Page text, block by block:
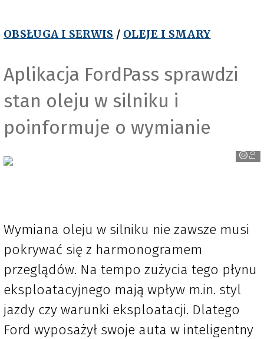
OBSŁUGA I SERWIS / OLEJE I SMARY
Aplikacja FordPass sprawdzi
stan oleju w silniku i
poinformuje o wymianie
Ford
Wymiana oleju w silniku nie zawsze musi
pokrywać się z harmonogramem
przeglądów. Na tempo zużycia tego płynu
eksploatacyjnego mają wpływ m.in. styl
jazdy czy warunki eksploatacji. Dlatego
Ford wyposażył swoje auta w inteligentny